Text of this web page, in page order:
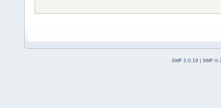
SMF 2.0.19 | SMF ©